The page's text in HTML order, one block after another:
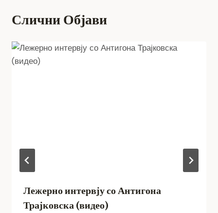
Слични Објави
Лежерно интервју со Антигона
Трајковска (видео)